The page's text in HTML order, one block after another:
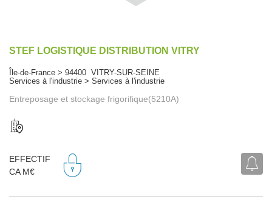
STEF LOGISTIQUE DISTRIBUTION VITRY
Île-de-France > 94400 VITRY-SUR-SEINE
Services à l'industrie > Services à l'industrie
Entreposage et stockage frigorifique(5210A)
EFFECTIF
CA M€